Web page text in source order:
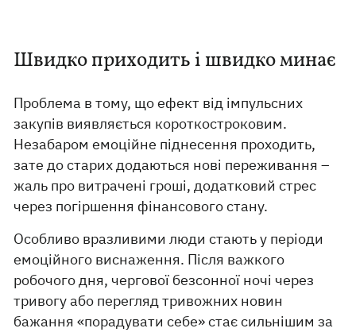
Швидко приходить і швидко минає
Проблема в тому, що ефект від імпульсних
закупів виявляється короткостроковим.
Незабаром емоційне піднесення проходить,
зате до старих додаються нові переживання –
жаль про витрачені гроші, додатковий стрес
через погіршення фінансового стану.
Особливо вразливими люди стають у періоди
емоційного виснаження. Після важкого
робочого дня, чергової безсонної ночі через
тривогу або перегляд тривожних новин
бажання «порадувати себе» стає сильнішим за